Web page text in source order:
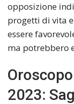
opposizione
progetti di vita
essere
ma potrebbero
2023: